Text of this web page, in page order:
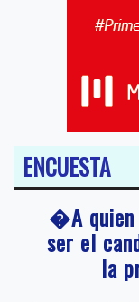
ENCUESTA
�A quien
ser el
la